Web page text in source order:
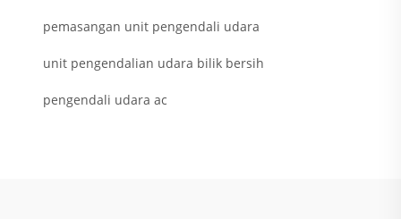
pemasangan unit pengendali udara
unit pengendalian udara bilik bersih
pengendali udara ac